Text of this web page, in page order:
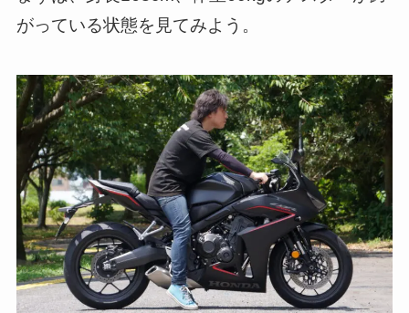
がっている状態を見てみよう。